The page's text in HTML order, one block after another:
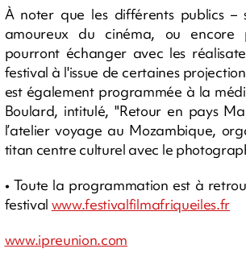
À noter que les différents publics –
amoureux du cinéma, ou encore
pourront échanger avec les
festival à l'issue de certaines
est également programmée à la
Boulard, intitulé, "Retour en pays
l’atelier voyage au Mozambique,
titan centre culturel avec le
• Toute la programmation est à
festival www.festivalfilmafriqueiles.fr
www.ipreunion.com